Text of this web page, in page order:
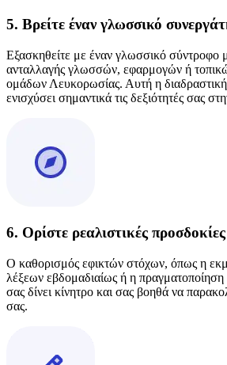
5. Βρείτε έναν γλωσσικό
Εξασκηθείτε με έναν γλωσσικό σύντροφο
ανταλλαγής γλωσσών, εφαρμογών ή
ομάδων Λευκορωσίας. Αυτή η
ενισχύσει σημαντικά τις δεξιότητές σας
6. Ορίστε ρεαλιστικές προσδοκίες
Ο καθορισμός εφικτών στόχων, όπως η
λέξεων εβδομαδιαίως ή η
σας δίνει κίνητρο και σας βοηθά να
σας.